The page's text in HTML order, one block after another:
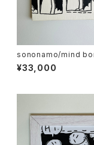
sononamo/mind
¥33,000